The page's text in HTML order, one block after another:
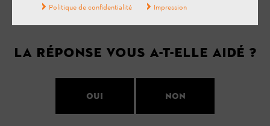
Votre avis est important pour nous !
La réponse vous a-t-elle aidé ?
Oui Non
Politique de confidentialité Impression